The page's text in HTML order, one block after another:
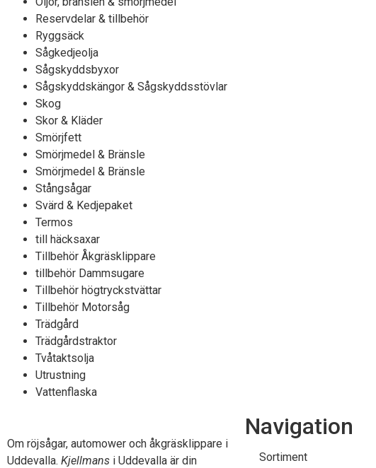
Reservdelar & tillbehör
Ryggsäck
Sågkedjeolja
Sågskyddsbyxor
Sågskyddskängor & Sågskyddsstövlar
Skog
Skor & Kläder
Smörjfett
Smörjmedel & Bränsle
Smörjmedel & Bränsle
Stångsågar
Svärd & Kedjepaket
Termos
till häcksaxar
Tillbehör Åkgräsklippare
tillbehör Dammsugare
Tillbehör högtryckstvättar
Tillbehör Motorsåg
Trädgård
Trädgårdstraktor
Tvåtaktsolja
Utrustning
Vattenflaska
Om röjsågar, automower och åkgräsklippare i
Uddevalla. Kjellmans i Uddevalla är din
Navigation
Sortiment